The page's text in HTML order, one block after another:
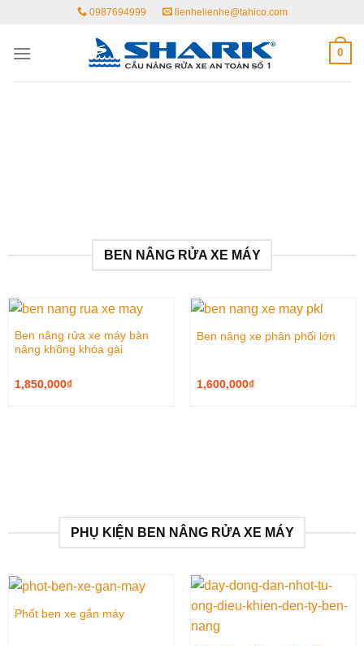
content
0987694999 lienhelienhe@tahico.com
0
BEN NÂNG RỬA XE MÁY
Ben nâng rửa xe máy bàn
nâng không khóa gài
1,850,000₫
Ben nâng xe phân phối lớn
1,600,000₫
PHỤ KIỆN BEN NÂNG RỬA XE MÁY
Phốt ben xe gắn máy